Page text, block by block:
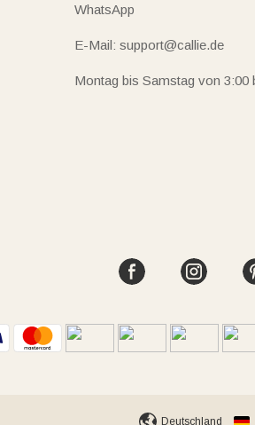
WhatsApp
E-Mail: support@callie.de
Montag bis Samstag von 3:00
Deutschland